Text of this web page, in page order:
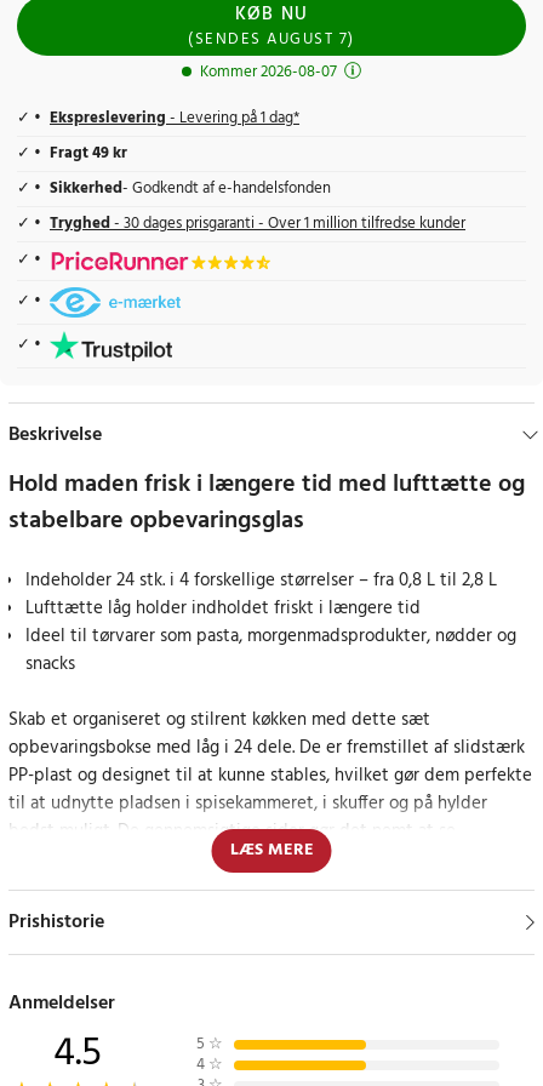
KØB NU
(SENDESAUGUST 7)
Kommer 2026-08-07
Ekspreslevering- Levering på 1 dag*
Fragt 49 kr
Sikkerhed- Godkendt af e-handelsfonden
Tryghed- 30 dages prisgaranti - Over 1 million tilfredse kunder
Beskrivelse
Hold maden frisk i længere tid med lufttætte og
stabelbare opbevaringsglas
Indeholder 24 stk. i 4 forskellige størrelser – fra 0,8 L til 2,8 L
Lufttætte låg holder indholdet friskt i længere tid
Ideel til tørvarer som pasta, morgenmadsprodukter, nødder og
snacks
Skab et organiseret og stilrent køkken med dette sæt
opbevaringsbokse med låg i 24 dele. De er fremstillet af slidstærk
PP-plast og designet til at kunne stables, hvilket gør dem perfekte
til at udnytte pladsen i spisekammeret, i skuffer og på hylder
bedst muligt. De gennemsigtige sider gør det nemt at se
indholdet, hvilket sparer tid og gør madlavningen mere
overskuelig.
længere tid. Sættet indeholder 6 krukker i hver størrelse:
små og store mængder tørvarer.
LÆS MERE
Prishistorie
Anmeldelser
4.5 5 ☆
4 ☆